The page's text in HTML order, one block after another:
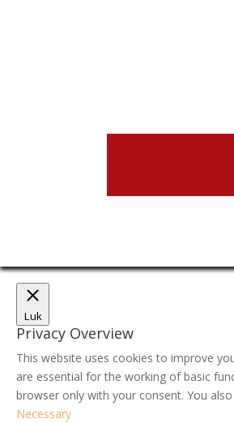
Luk
Privacy Overview
This website uses cookies to improve
are essential for the working of basic
browser only with your consent. You
Necessary